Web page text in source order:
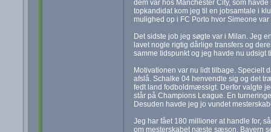
dem var hos Manchester City, som
topkandidat kom jeg til en jobsamtale i
mulighed op i FC Porto hvor Simeone
Det sidste job jeg søgte var i Milan. Jeg
lavet nogle rigtig dårlige transfers og
samme tidspunkt og jeg havde nu udsigt
Motivationen var nu lidt tilbage. Specielt
afslå. Schalke 04 henvendte sig og det
fedt land fodboldmæssigt. Derfor valgte
står på Champions League. En
Desuden havde jeg jo vundet
Jeg har fået 180 millioner at handle for,
om mesterskabet næste sæson. Bayern